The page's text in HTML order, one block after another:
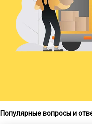
Популярные вопросы и